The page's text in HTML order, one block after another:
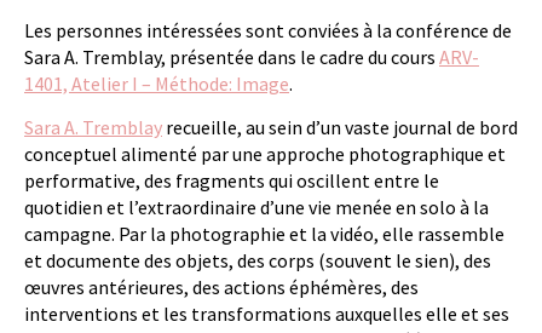
Les personnes intéressées sont conviées à la conférence de
Sara A. Tremblay, présentée dans le cadre du cours ARV-
1401, Atelier I – Méthode: Image.
Sara A. Tremblay recueille, au sein d’un vaste journal de bord
conceptuel alimenté par une approche photographique et
performative, des fragments qui oscillent entre le
quotidien et l’extraordinaire d’une vie menée en solo à la
campagne. Par la photographie et la vidéo, elle rassemble
et documente des objets, des corps (souvent le sien), des
œuvres antérieures, des actions éphémères, des
interventions et les transformations auxquelles elle et ses